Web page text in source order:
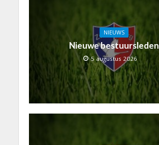
NIEUWS
Nieuwe bestuursleden
5 augustus 2026